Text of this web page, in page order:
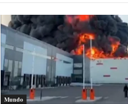
Mundo